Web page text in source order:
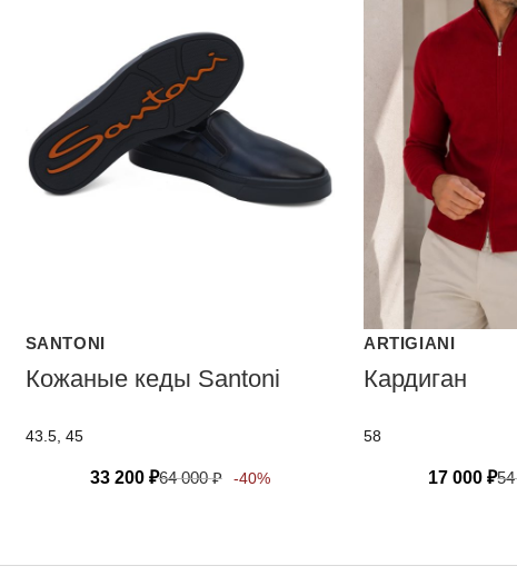
SANTONI
Кожаные кеды Santoni
43.5, 45
33 200 ₽64 000₽ -40%
ARTIGIANI
Кардиган
58
17 000₽